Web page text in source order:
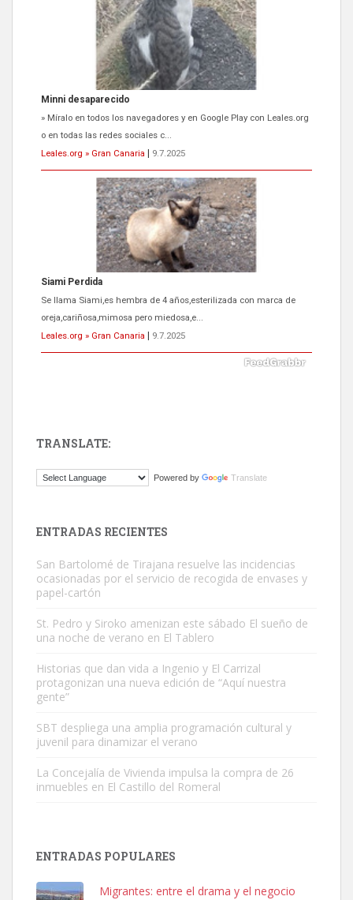
Siami Perdida
Se llama Siami,es hembra de 4 años,esterilizada con marca de
oreja,cariñosa,mimosa pero miedosa,e...
Leales.org » Gran Canaria
9.7.2025
ADOPCIÓN URGENTE GATA TEROR GRAN CANARIA
El ayuntamiento se va a llevar a Los Gatos callejeros de la zona los
próximos días, ella incluida...
Leales.org » Gran Canaria
9.7.2025
Este gato macho ha aparecido en la calle hace menos de un mes,
Busco adopción responsable para mi perra. Pastor alemán,
hembra, 4 años. Por motivos personales ...
Leales.org » Gran Canaria
Leales.org » Gran Canaria
TRANSLATE:
Powered by Translate
ENTRADAS RECIENTES
San Bartolomé de Tirajana resuelve las incidencias
ocasionadas por el servicio de recogida de envases y
papel-cartón
St. Pedro y Siroko amenizan este sábado El sueño de
una noche de verano en El Tablero
Historias que dan vida a Ingenio y El Carrizal
protagonizan una nueva edición de “Aquí nuestra
gente”
SBT despliega una amplia programación cultural y
juvenil para dinamizar el verano
La Concejalía de Vivienda impulsa la compra de 26
inmuebles en El Castillo del Romeral
ENTRADAS POPULARES
Migrantes: entre el drama y el negocio